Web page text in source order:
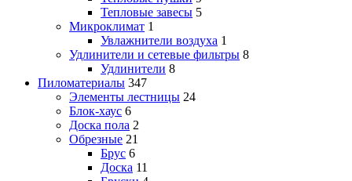
Тепловые завесы 5
Микроклимат 1
Увлажнители воздуха 1
Удлинители и сетевые фильтры 8
Удлинители 8
Пиломатериалы 347
Элементы лестницы 24
Блок-хаус 6
Доска пола 2
Обрезные 21
Брус 6
Доска 11